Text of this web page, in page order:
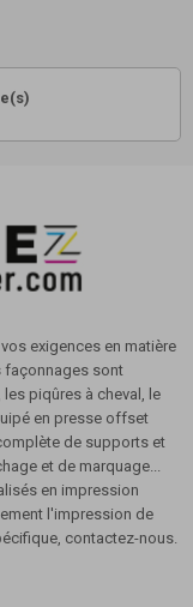
exigences en matière
façonnages sont
piqûres à cheval, le
en presse offset
de supports et
et de marquage...
en impression
l'impression de
contactez-nous.